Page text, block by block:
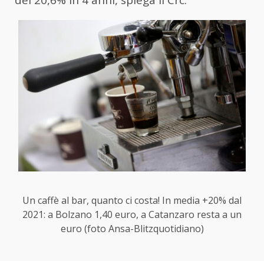
Un caffè al bar, quanto ci costa! In media +20% dal
2021: a Bolzano 1,40 euro, a Catanzaro resta a un
euro (foto Ansa-Blitzquotidiano)